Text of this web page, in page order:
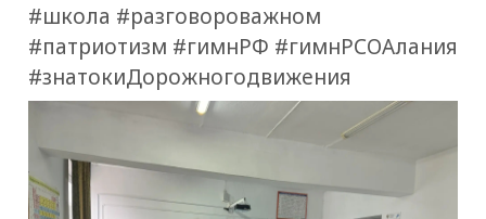
#школа #разговороважном
#патриотизм #гимнРФ #гимнРСОАлания
#знатокиДорожногодвижения